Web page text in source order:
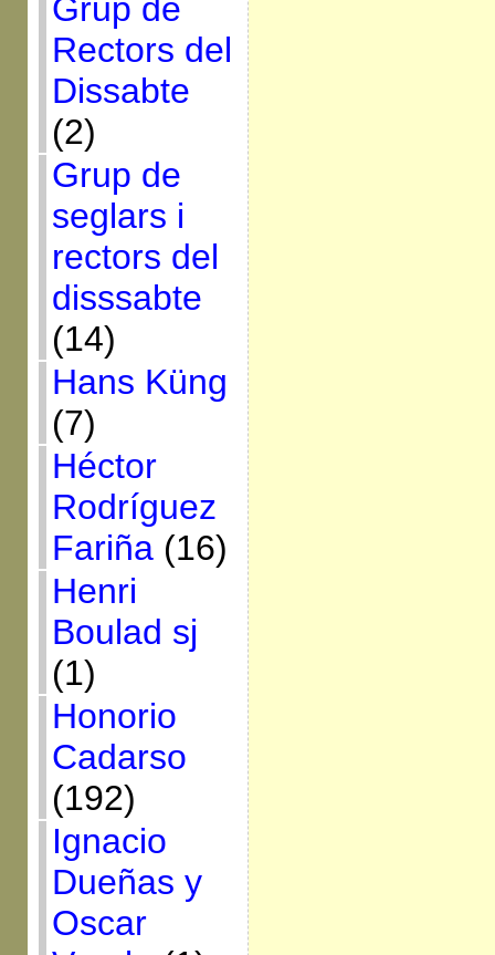
Grup de
Rectors del
Dissabte
(2)
Grup de
seglars i
rectors del
disssabte
(14)
Hans Küng
(7)
Héctor
Rodríguez
Fariña(16)
Henri
Boulad sj
(1)
Honorio
Cadarso
(192)
Ignacio
Dueñas y
Oscar